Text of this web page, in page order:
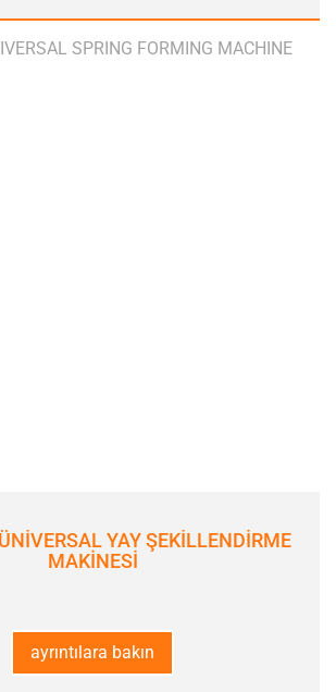
YAY ŞEKİLLENDİRME
MAKİNESİ
ayrıntılara bakın